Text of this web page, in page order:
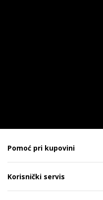
Pomoć pri kupovini
Korisnički servis